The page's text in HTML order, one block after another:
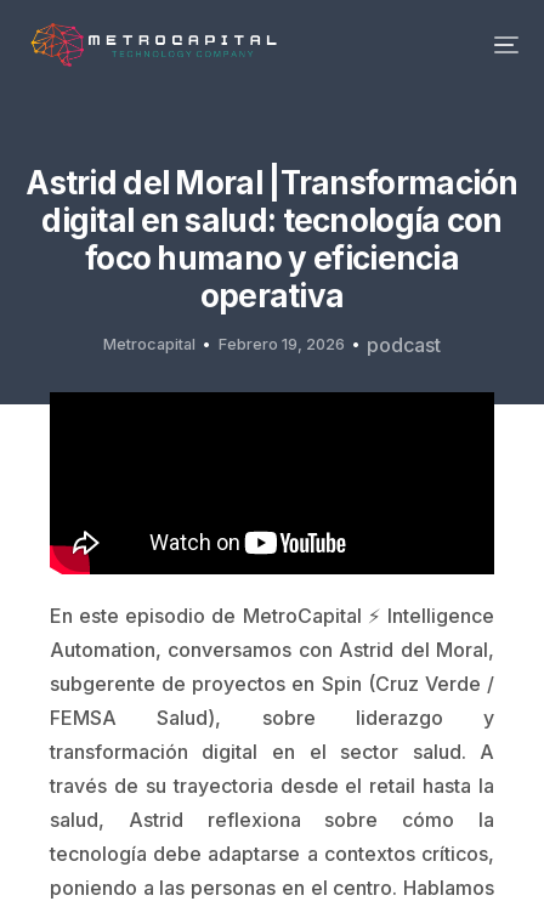
Astrid del Moral |Transformación
digital en salud: tecnología con
foco humano y eficiencia
operativa
Metrocapital Febrero 19, 2026 podcast
En este episodio de MetroCapital ⚡️ Intelligence
Automation, conversamos con Astrid del Moral,
subgerente de proyectos en Spin (Cruz Verde /
FEMSA Salud), sobre liderazgo y
transformación digital en el sector salud. A
través de su trayectoria desde el retail hasta la
salud, Astrid reflexiona sobre cómo la
tecnología debe adaptarse a contextos críticos,
poniendo a las personas en el centro. Hablamos